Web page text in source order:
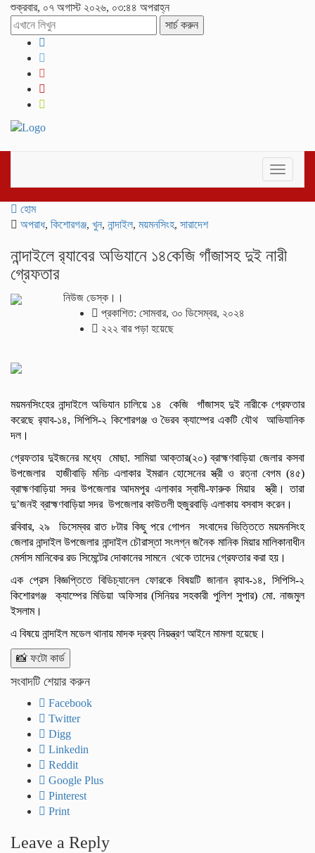
শুক্রবার, ০৭ অগাস্ট ২০২৬, ০৩:৪৪ অপরাহ্ন
সার্চ করুন
Toggle
হোম
অপরাধ, কিশোরগঞ্জ, খুন, নান্দাইল, ময়মনসিংহ, সারাদেশ
নান্দাইলে র‌্যাবের অভিযানে ১৪কেজি গাঁজাসহ দুই নারী
গ্রেফতার
নিউজ ডেস্ক।।
প্রকাশিত: সোমবার, ৩০ ডিসেম্বর, ২০২৪
২২২ বার পড়া হয়েছে
ময়মনসিংহের নান্দাইলে অভিযান চালিয়ে ১৪ কেজি গাঁজাসহ দুই নারীকে গ্রেফতার
করেছে র‌্যাব-১৪, সিপিসি-২ কিশোরগঞ্জ ও ভৈরব ক্যাম্পের একটি যৌথ আভিযানিক
দল।
গ্রেফতার দুইজনের মধ্যে মোছা. সামিয়া আক্তার(২০) ব্রাহ্মণবাড়িয়া জেলার কসবা
উপজেলার হাজীবাড়ি মনিচ এলাকার ইমরান হোসেনের স্ত্রী ও রত্না বেগম (৪৫)
ব্রাহ্মণবাড়িয়া সদর উপজেলার আদমপুর এলাকার স্বামী-ফারুক মিয়ার স্ত্রী। তারা
দু’জনই ব্রাহ্মণবাড়িয়া সদর উপজেলার কাউতলী হুজুরবাড়ি এলাকায় বসবাস করেন।
রবিবার, ২৯ ডিসেম্বর রাত ৮টার কিছু পরে গোপন সংবাদের ভিত্তিতে ময়মনসিংহ
জেলার নান্দাইল উপজেলার নান্দাইল চৌরাস্তা সংলগ্ন জনৈক মানিক মিয়ার মালিকানাধীন
মের্সাস মানিকের রড সিমেন্টের দোকানের সামনে থেকে তাদের গ্রেফতার করা হয়।
এক প্রেস বিজ্ঞপ্তিতে বিডিচ্যানেল ফোরকে বিষয়টি জানান র‌্যাব-১৪, সিপিসি-২
কিশোরগঞ্জ ক্যাম্পের মিডিয়া অফিসার (সিনিয়র সহকারী পুলিশ সুপার) মো. নাজমুল
ইসলাম।
এ বিষয়ে নান্দাইল মডেল থানায় মাদক দ্রব্য নিয়ন্ত্রণ আইনে মামলা হয়েছে।
📸 ফটো কার্ড
সংবাদটি শেয়ার করুন
Facebook
Twitter
Digg
Linkedin
Reddit
Google Plus
Pinterest
Print
Leave a Reply